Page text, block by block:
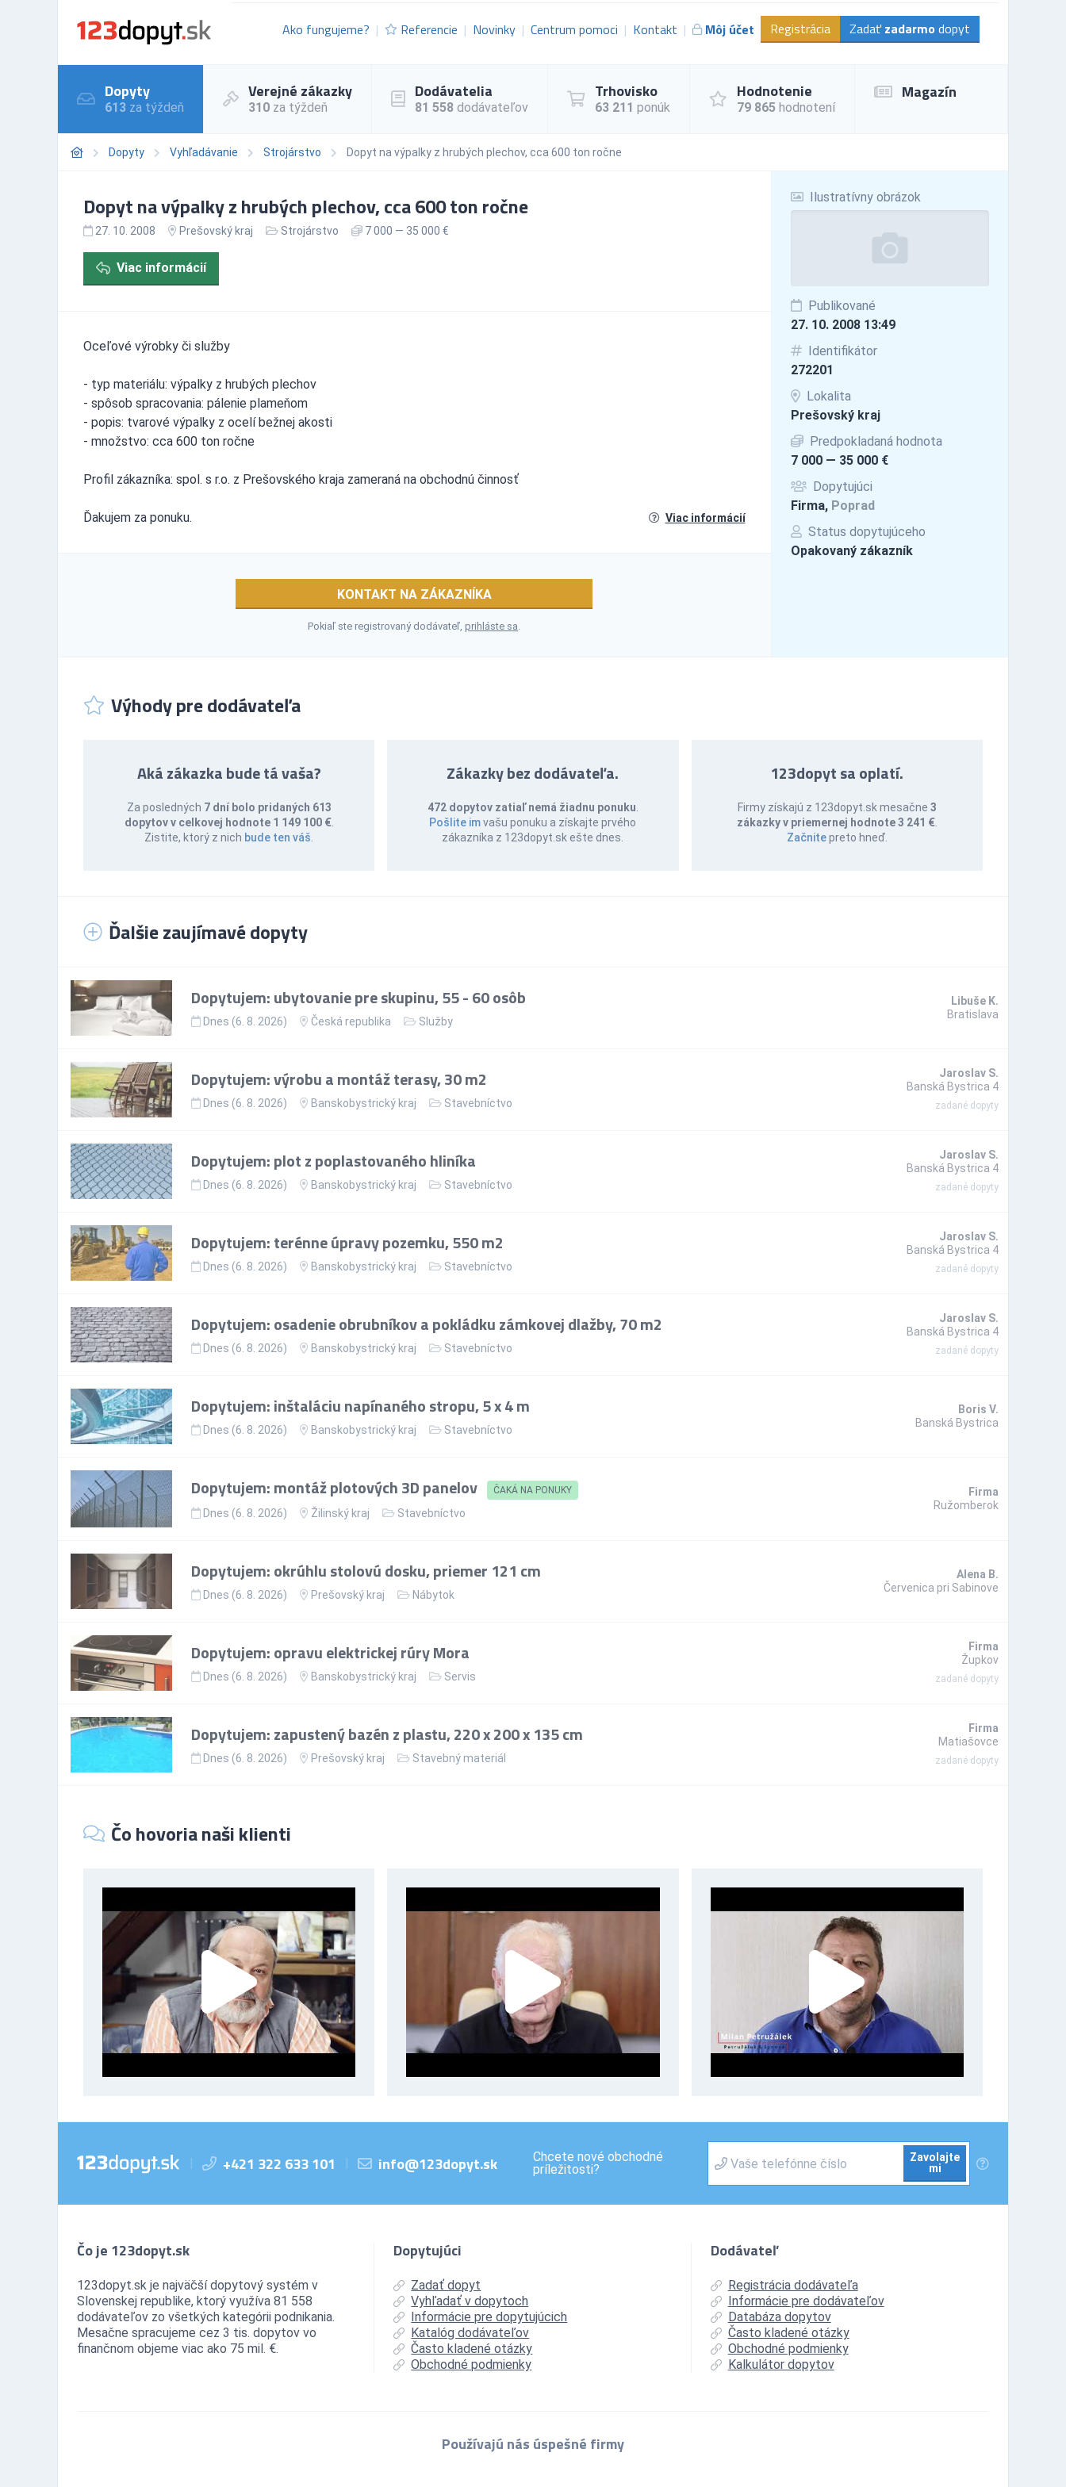
Ako fungujeme? Referencie Novinky Centrum pomoci Kontakt Môj účet Registrácia Zadať zadarmo dopyt
Dopyty
613 za týždeň
Verejné zákazky
310 za týždeň
Dodávatelia
81 558 dodávateľov
Trhovisko
63 211 ponúk
Hodnotenie
79 865 hodnotení
Magazín
Dopyty Vyhľadávanie Strojárstvo Dopyt na výpalky z hrubých plechov, cca 600 ton ročne
Ilustratívny obrázok
Publikované
27. 10. 2008 13:49
Identifikátor
272201
Lokalita
Prešovský kraj
Predpokladaná hodnota
7 000 — 35 000 €
Dopytujúci
Firma, Poprad
Status dopytujúceho
Opakovaný zákazník
Dopyt na výpalky z hrubých plechov, cca 600 ton ročne
27. 10. 2008 Prešovský kraj Strojárstvo 7 000 — 35 000 €
Viac informácií
Oceľové výrobky či služby
- typ materiálu: výpalky z hrubých plechov
- spôsob spracovania: pálenie plameňom
- popis: tvarové výpalky z ocelí bežnej akosti
- množstvo: cca 600 ton ročne
Profil zákazníka: spol. s r.o. z Prešovského kraja zameraná na obchodnú činnosť
Ďakujem za ponuku. Viac informácií
KONTAKT NA ZÁKAZNÍKA
Pokiaľ ste registrovaný dodávateľ,prihláste sa
Výhody pre dodávateľa
Aká zákazka bude tá vaša?
Za posledných 7 dní bolo pridaných 613
dopytov v celkovej hodnote 1 149 100 €.
Zistite, ktorý z nich bude ten váš
Zákazky bez dodávateľa.
472 dopytov zatiaľ nemá žiadnu ponuku
Pošlite imvašu ponuku a získajte prvého
zákazníka z 123dopyt.sk ešte dnes.
123dopyt sa oplatí.
Firmy získajú z 123dopyt.sk mesačne 3
zákazky v priemernej hodnote 3 241 €.
Začnitepreto hneď.
Ďalšie zaujímavé dopyty
Dopytujem: ubytovanie pre skupinu, 55 - 60 osôb
Dnes (6. 8. 2026) Česká republika Služby
Libuše K.
Bratislava
Dopytujem: výrobu a montáž terasy, 30 m2
Dnes (6. 8. 2026) Banskobystrický kraj Stavebníctvo
Jaroslav S.
Banská Bystrica 4
zadané dopyty
Dopytujem: plot z poplastovaného hliníka
Dnes (6. 8. 2026) Banskobystrický kraj Stavebníctvo
Jaroslav S.
Banská Bystrica 4
zadané dopyty
Dopytujem: terénne úpravy pozemku, 550 m2
Dnes (6. 8. 2026) Banskobystrický kraj Stavebníctvo
Jaroslav S.
Banská Bystrica 4
zadané dopyty
Dopytujem: osadenie obrubníkov a pokládku zámkovej dlažby, 70 m2
Dnes (6. 8. 2026) Banskobystrický kraj Stavebníctvo
Jaroslav S.
Banská Bystrica 4
zadané dopyty
Dopytujem: inštaláciu napínaného stropu, 5 x 4 m
Dnes (6. 8. 2026) Banskobystrický kraj Stavebníctvo
Boris V.
Banská Bystrica
Dopytujem: montáž plotových 3D panelov ČAKÁ NA PONUKY
Dnes (6. 8. 2026) Žilinský kraj Stavebníctvo
Firma
Ružomberok
Dopytujem: okrúhlu stolovú dosku, priemer 121 cm
Dnes (6. 8. 2026) Prešovský kraj Nábytok
Alena B.
Červenica pri Sabinove
Dopytujem: opravu elektrickej rúry Mora
Dnes (6. 8. 2026) Banskobystrický kraj Servis
Firma
Župkov
zadané dopyty
Dopytujem: zapustený bazén z plastu, 220 x 200 x 135 cm
Dnes (6. 8. 2026) Prešovský kraj Stavebný materiál
Firma
Matiašovce
zadané dopyty
Čo hovoria naši klienti
+421 322 633 101 info@123dopyt.sk
Chcete nové obchodné
príležitosti?
Zavolajte
mi
Čo je 123dopyt.sk
123dopyt.sk je najväčší dopytový systém v
Slovenskej republike, ktorý využíva 81 558
dodávateľov zo všetkých kategórii podnikania.
Mesačne spracujeme cez 3 tis. dopytov vo
finančnom objeme viac ako 75 mil. €.
Dopytujúci
Zadať dopyt
Vyhľadať v dopytoch
Informácie pre dopytujúcich
Katalóg dodávateľov
Často kladené otázky
Obchodné podmienky
Dodávateľ
Registrácia dodávateľa
Informácie pre dodávateľov
Databáza dopytov
Často kladené otázky
Obchodné podmienky
Kalkulátor dopytov
Používajú nás úspešné firmy